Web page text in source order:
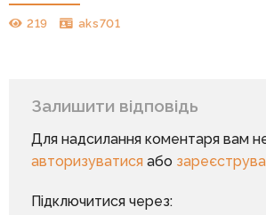
219 aks701
Залишити відповідь
Для надсилання коментаря вам
авторизуватисяабо
Підключитися через: